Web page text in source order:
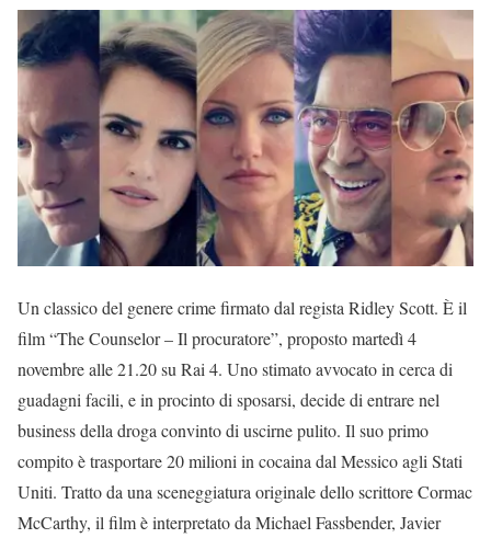
Un classico del genere crime firmato dal regista Ridley Scott. È il
film “The Counselor – Il procuratore”, proposto martedì 4
novembre alle 21.20 su Rai 4. Uno stimato avvocato in cerca di
guadagni facili, e in procinto di sposarsi, decide di entrare nel
business della droga convinto di uscirne pulito. Il suo primo
compito è trasportare 20 milioni in cocaina dal Messico agli Stati
Uniti. Tratto da una sceneggiatura originale dello scrittore Cormac
McCarthy, il film è interpretato da Michael Fassbender, Javier